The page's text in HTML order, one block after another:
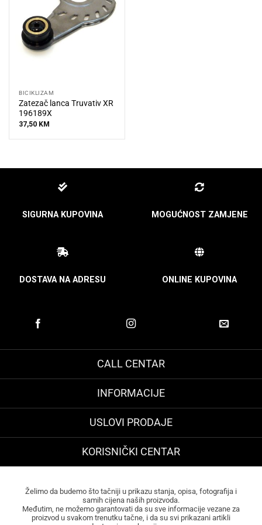
BICIKLIZAM
Zatezač lanca Truvativ XR
196189X
37,50 KM
SIGURNA KUPOVINA MOGUĆNOST ZAMJENE
DOSTAVA NA ADRESU ONLINE KUPOVINA
CALL CENTAR
INFORMACIJE
USLOVI PRODAJE
KORISNIČKI CENTAR
Želimo da budemo što tačniji u prikazu stanja, opisa, fotografija i
samih cijena naših proizvoda.
Međutim, ne možemo garantovati da su sve informacije vezane za
proizvod u svakom trenutku tačne, i da su svi prikazani artikli